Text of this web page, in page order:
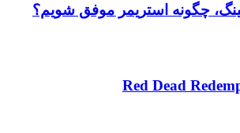
چگونه استریمر موفق شویم؟